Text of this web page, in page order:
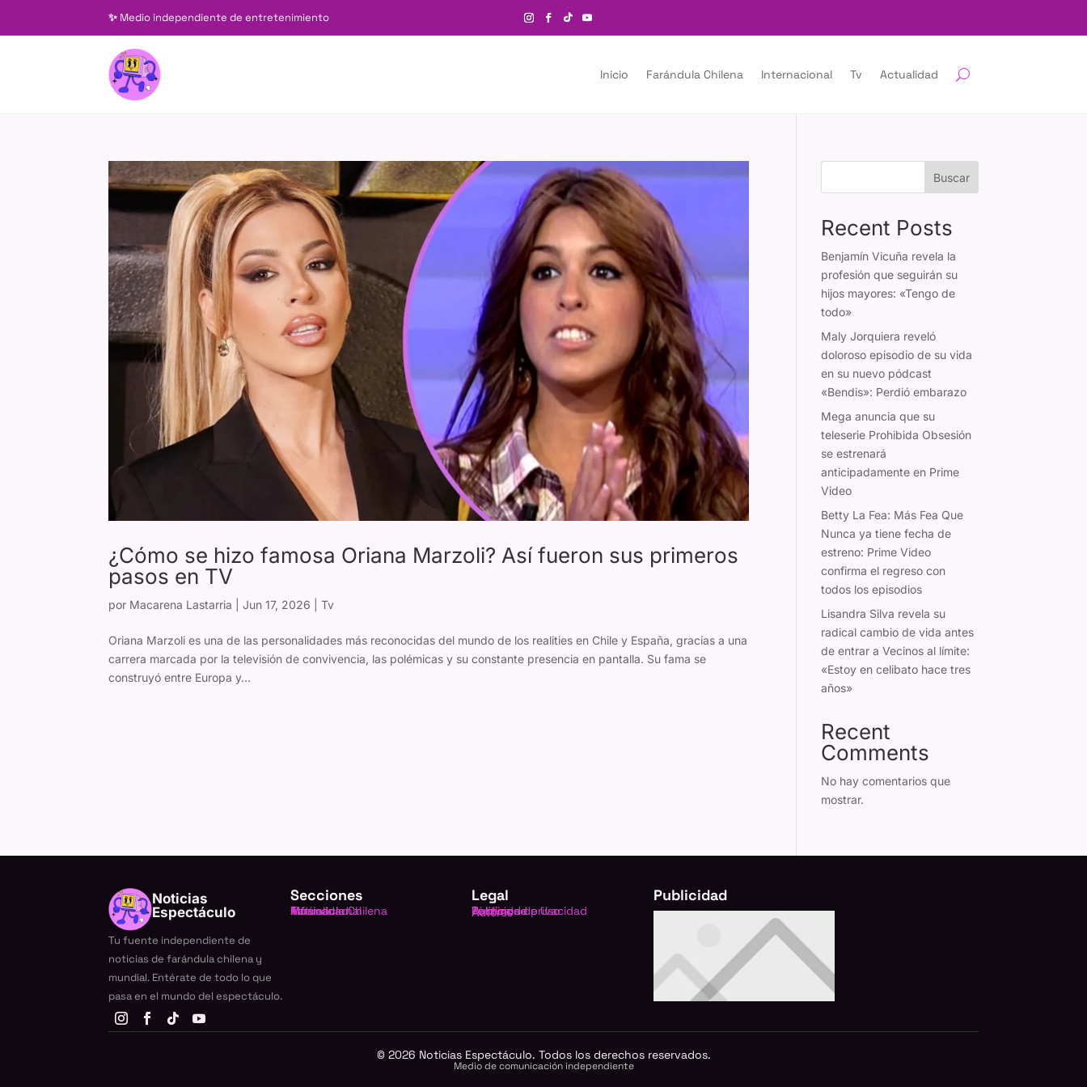
✨ Medio independiente de entretenimiento
Inicio Farándula Chilena Internacional Tv Actualidad
¿Cómo se hizo famosa Oriana Marzoli? Así fueron sus primeros
pasos en TV
por Macarena Lastarria |Jun 17, 2026 |Tv
Oriana Marzoli es una de las personalidades más reconocidas del mundo de los realities en Chile y España, gracias a una
carrera marcada por la televisión de convivencia, las polémicas y su constante presencia en pantalla. Su fama se
construyó entre Europa y...
Buscar
Recent Posts
Benjamín Vicuña revela la
profesión que seguirán su
hijos mayores: «Tengo de
todo»
Maly Jorquiera reveló
doloroso episodio de su vida
en su nuevo pódcast
«Bendis»: Perdió embarazo
Mega anuncia que su
teleserie Prohibida Obsesión
se estrenará
anticipadamente en Prime
Video
Betty La Fea: Más Fea Que
Nunca ya tiene fecha de
estreno: Prime Video
confirma el regreso con
todos los episodios
Lisandra Silva revela su
radical cambio de vida antes
de entrar a Vecinos al límite:
«Estoy en celibato hace tres
años»
Recent
Comments
No hay comentarios que
mostrar.
Noticias
Espectáculo
Tu fuente independiente de
noticias de farándula chilena y
mundial. Entérate de todo lo que
pasa en el mundo del espectáculo.
Secciones
Farándula Chilena
Internacional
TV
Música
Actualidad
Legal
Política de privacidad
Términos de Uso
Publicidad
Autores
Publicidad
© 2026 Noticias Espectáculo. Todos los derechos reservados.
Medio de comunicación independiente